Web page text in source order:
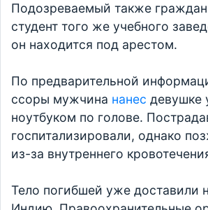
Подозреваемый также
студент того же учебного
он находится под арестом.
По предварительной
ссоры мужчина нанес девушке
ноутбуком по голове.
госпитализировали, однако
из-за внутреннего
Тело погибшей уже доставили